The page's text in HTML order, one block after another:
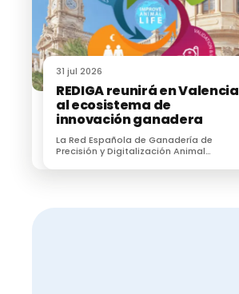
31 jul 2026
REDIGA reunirá en Valencia
al ecosistema de
innovación ganadera
La Red Española de Ganadería de
Precisión y Digitalización Animal
ecosistema de innovación ganadera